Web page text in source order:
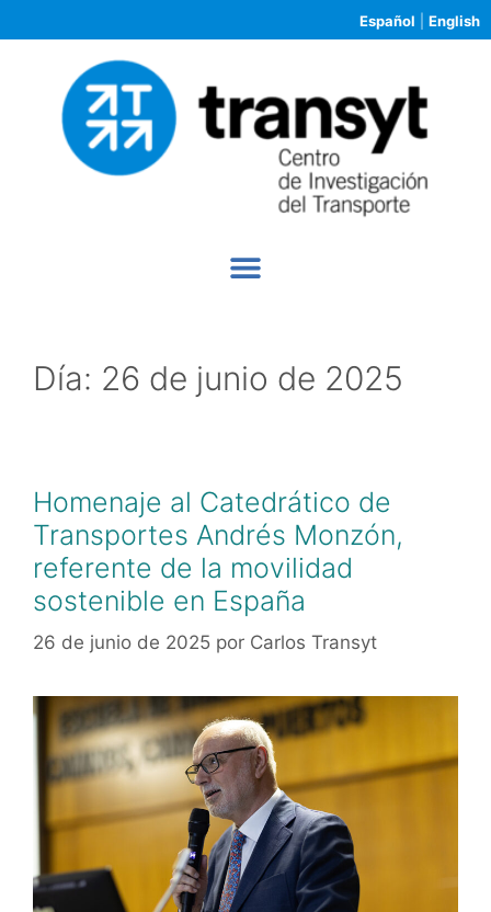
Español English
Día: 26 de junio de 2025
Homenaje al Catedrático de
Transportes Andrés Monzón,
referente de la movilidad
sostenible en España
26 de junio de 2025 por Carlos Transyt